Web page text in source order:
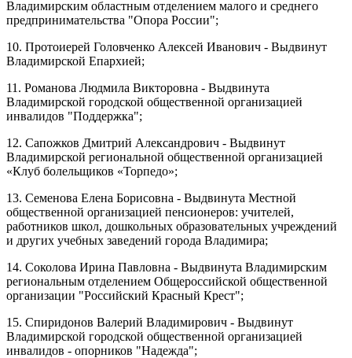
Владимирским областным отделением малого и среднего
предпринимательства "Опора России";
10. Протоиерей Головченко Алексей Иванович - Выдвинут
Владимирской Епархией;
11. Романова Людмила Викторовна - Выдвинута
Владимирской городской общественной организацией
инвалидов "Поддержка";
12. Сапожков Дмитрий Александрович - Выдвинут
Владимирской региональной общественной организацией
«Клуб болельщиков «Торпедо»;
13. Семенова Елена Борисовна - Выдвинута Местной
общественной организацией пенсионеров: учителей,
работников школ, дошкольных образовательных учреждений
и других учебных заведений города Владимира;
14. Соколова Ирина Павловна - Выдвинута Владимирским
региональным отделением Общероссийской общественной
организации "Российский Красный Крест";
15. Спиридонов Валерий Владимирович - Выдвинут
Владимирской городской общественной организацией
инвалидов - опорников "Надежда";